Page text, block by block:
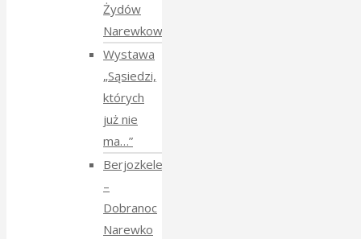
Żydów
Narewkowskich
Wystawa
„Sąsiedzi,
których
już nie
ma…”
Berjozkele
–
Dobranoc
Narewko